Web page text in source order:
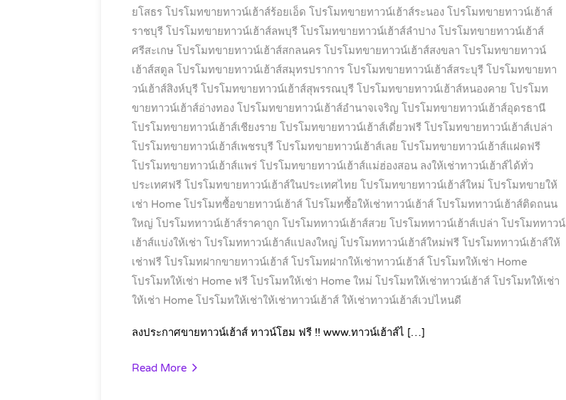
ยโสธร โปรโมทขายทาวน์เฮ้าส์ร้อยเอ็ด โปรโมทขายทาวน์เฮ้าส์ระนอง โปรโมทขายทาวน์เฮ้าส์
ราชบุรี โปรโมทขายทาวน์เฮ้าส์ลพบุรี โปรโมทขายทาวน์เฮ้าส์ลำปาง โปรโมทขายทาวน์เฮ้าส์
ศรีสะเกษ โปรโมทขายทาวน์เฮ้าส์สกลนคร โปรโมทขายทาวน์เฮ้าส์สงขลา โปรโมทขายทาวน์
เฮ้าส์สตูล โปรโมทขายทาวน์เฮ้าส์สมุทรปราการ โปรโมทขายทาวน์เฮ้าส์สระบุรี โปรโมทขายทา
วน์เฮ้าส์สิงห์บุรี โปรโมทขายทาวน์เฮ้าส์สุพรรณบุรี โปรโมทขายทาวน์เฮ้าส์หนองคาย โปรโมท
ขายทาวน์เฮ้าส์อ่างทอง โปรโมทขายทาวน์เฮ้าส์อำนาจเจริญ โปรโมทขายทาวน์เฮ้าส์อุดรธานี
โปรโมทขายทาวน์เฮ้าส์เชียงราย โปรโมทขายทาวน์เฮ้าส์เดี่ยวฟรี โปรโมทขายทาวน์เฮ้าส์เปล่า
โปรโมทขายทาวน์เฮ้าส์เพชรบุรี โปรโมทขายทาวน์เฮ้าส์เลย โปรโมทขายทาวน์เฮ้าส์แฝดฟรี
โปรโมทขายทาวน์เฮ้าส์แพร่ โปรโมทขายทาวน์เฮ้าส์แม่ฮ่องสอน ลงให้เช่าทาวน์เฮ้าส์ได้ทั่ว
ประเทศฟรี โปรโมทขายทาวน์เฮ้าส์ในประเทศไทย โปรโมทขายทาวน์เฮ้าส์ใหม่ โปรโมทขายให้
เช่า Home โปรโมทซื้อขายทาวน์เฮ้าส์ โปรโมทซื้อให้เช่าทาวน์เฮ้าส์ โปรโมททาวน์เฮ้าส์ติดถนน
ใหญ่ โปรโมททาวน์เฮ้าส์ราคาถูก โปรโมททาวน์เฮ้าส์สวย โปรโมททาวน์เฮ้าส์เปล่า โปรโมททาวน์
เฮ้าส์แบ่งให้เช่า โปรโมททาวน์เฮ้าส์แปลงใหญ่ โปรโมททาวน์เฮ้าส์ใหม่ฟรี โปรโมททาวน์เฮ้าส์ให้
เช่าฟรี โปรโมทฝากขายทาวน์เฮ้าส์ โปรโมทฝากให้เช่าทาวน์เฮ้าส์ โปรโมทให้เช่า Home
โปรโมทให้เช่า Home ฟรี โปรโมทให้เช่า Home ใหม่ โปรโมทให้เช่าทาวน์เฮ้าส์ โปรโมทให้เช่า
ให้เช่า Home โปรโมทให้เช่าให้เช่าทาวน์เฮ้าส์ ให้เช่าทาวน์เฮ้าส์เวปไหนดี
ลงประกาศขายทาวน์เฮ้าส์ ทาวน์โฮม ฟรี !! www.ทาวน์เฮ้าส์ไ […]
Read More